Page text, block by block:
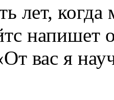
лет,
напишет
вас я